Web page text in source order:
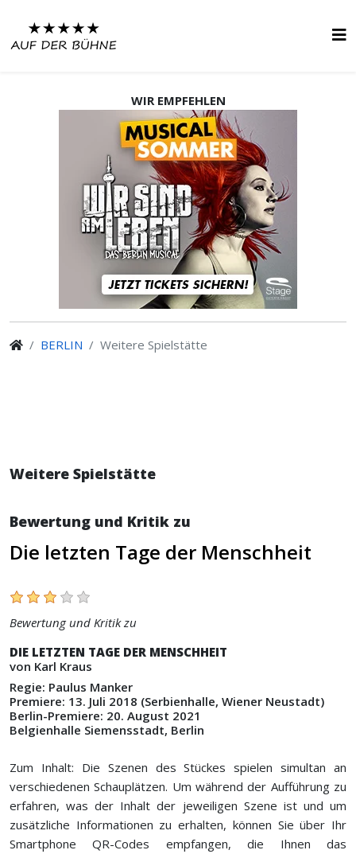
WIR EMPFEHLEN
BERLIN Weitere Spielstätte
Weitere Spielstätte
Bewertung und Kritik zu
Die letzten Tage der Menschheit
Bewertung und Kritik zu
DIE LETZTEN TAGE DER MENSCHHEIT
von Karl Kraus
Regie: Paulus Manker
Premiere: 13. Juli 2018 (Serbienhalle, Wiener Neustadt)
Berlin-Premiere: 20. August 2021
Belgienhalle Siemensstadt, Berlin
Zum Inhalt: Die Szenen des Stückes spielen simultan an
verschiedenen Schauplätzen. Um während der Aufführung zu
erfahren, was der Inhalt der jeweiligen Szene ist und um
zusätzliche Informationen zu erhalten, können Sie über Ihr
Smartphone QR-Codes empfangen, die Ihnen das